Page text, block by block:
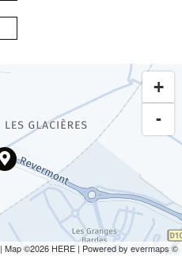
+
-
| Map ©2026 HERE | Powered by evermaps©